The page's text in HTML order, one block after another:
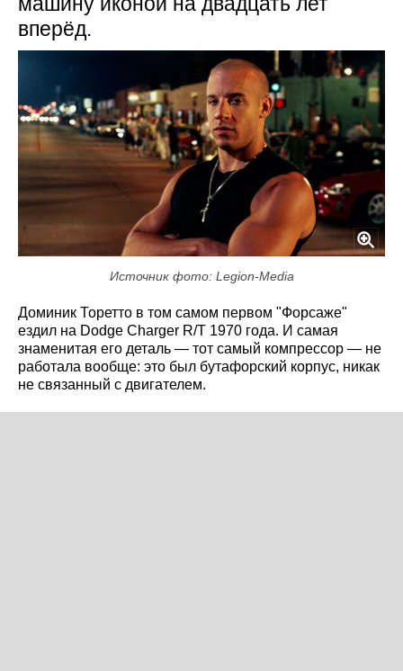
вперёд.
Источник фото: Legion-Media
Доминик Торетто в том самом первом "Форсаже"
ездил на Dodge Charger R/T 1970 года. И самая
знаменитая его деталь — тот самый компрессор — не
работала вообще: это был бутафорский корпус, никак
не связанный с двигателем.